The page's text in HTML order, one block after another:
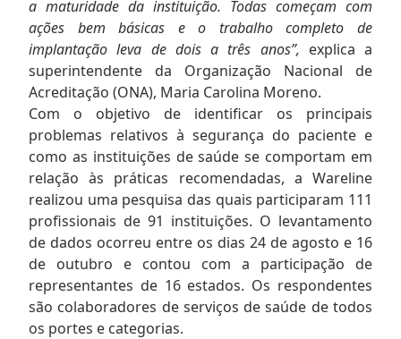
a maturidade da instituição. Todas começam com
ações bem básicas e o trabalho completo de
implantação leva de dois a três anos”, explica a
superintendente da Organização Nacional de
Acreditação (ONA), Maria Carolina Moreno.
Com o objetivo de identificar os principais
problemas relativos à segurança do paciente e
como as instituições de saúde se comportam em
relação às práticas recomendadas, a Wareline
realizou uma pesquisa das quais participaram 111
profissionais de 91 instituições. O levantamento
de dados ocorreu entre os dias 24 de agosto e 16
de outubro e contou com a participação de
representantes de 16 estados. Os respondentes
são colaboradores de serviços de saúde de todos
os portes e categorias.